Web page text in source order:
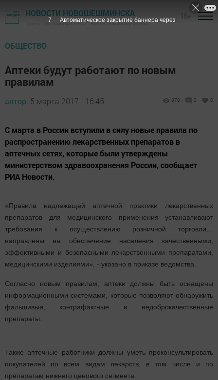
НОВОСТИ НОВОШЕШМИНСКА
Газета "Шешминская новь" - Новошешминский район
ОБЩЕСТВО
Аптеки будут работают по новым
правилам
автор, 5 марта 2017 - 16:45 878 0 0
С марта в России вступили в силу новые правила по
распространению лекарственных препаратов в
аптечных сетях, которые были утверждены
министерством здравоохранения России, сообщает
РИА Новости.
«Правила надлежащей аптечной практики лекарственных
препаратов для медицинского применения устанавливают
требования к осуществлению розничной торговли…
направлены на обеспечение населения качественными,
эффективными и безопасными лекарственными препаратами,
медицинскими изделиями», - указано в приказе ведомства.
Согласно новым правилам, аптеки должны быть оснащены
информационными системами, которые позволяют обнаружить
фальшивые, контрафактные и недоброкачественные
препараты.
Также аптечные работники должны уметь проконсультировать
покупателей по всем видам лекарств, в том числе и по
препаратам нижнего ценового сегмента.
7 Автоматическое закрытие баннера через